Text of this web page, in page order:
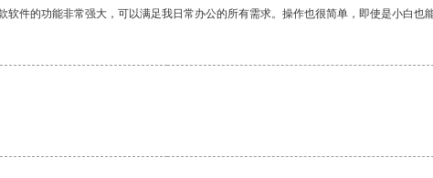
件的功能非常强大，可以满足我日常办公的所有需求。操作也很简单，即使是小白也能